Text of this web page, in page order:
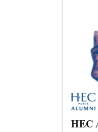
HEC